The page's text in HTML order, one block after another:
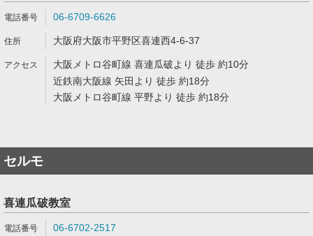
06-6709-6626
大阪府大阪市平野区喜連西4-6-37
大阪メトロ谷町線 喜連瓜破より 徒歩 約10分
近鉄南大阪線 矢田より 徒歩 約18分
大阪メトロ谷町線 平野より 徒歩 約18分
セルモ
喜連瓜破教室
06-6702-2517